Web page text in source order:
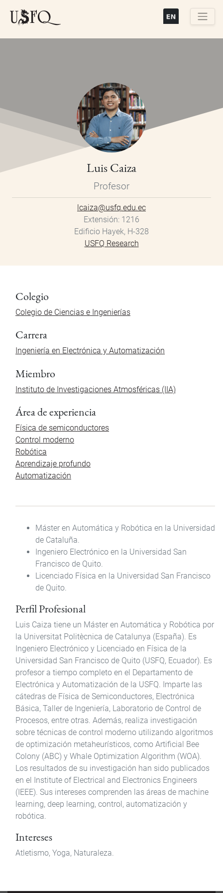
Luis Caiza
Profesor
lcaiza@usfq.edu.ec
Extensión 1216
Edificio Hayek, H-328
USFQ Research
Colegio
Colegio de Ciencias e Ingenierías
Carrera
Ingeniería en Electrónica y Automatización
Miembro
Instituto de Investigaciones Atmosféricas (IIA)
Área de experiencia
Física de semiconductores
Control moderno
Robótica
Aprendizaje profundo
Automatización
Máster en Automática y Robótica en la Universidad
de Cataluña.
Ingeniero Electrónico en la Universidad San
Francisco de Quito.
Licenciado Física en la Universidad San Francisco
de Quito.
Perfil Profesional
Luis Caiza tiene un Máster en Automática y Robótica por
la Universitat Politècnica de Catalunya (España). Es
Ingeniero Electrónico y Licenciado en Física de la
Universidad San Francisco de Quito (USFQ, Ecuador). Es
profesor a tiempo completo en el Departamento de
Electrónica y Automatización de la USFQ. Imparte las
cátedras de Física de Semiconductores, Electrónica
Básica, Taller de Ingeniería, Laboratorio de Control de
Procesos, entre otras. Además, realiza investigación
sobre técnicas de control moderno utilizando algoritmos
de optimización metaheurísticos, como Artificial Bee
Colony (ABC) y Whale Optimization Algorithm (WOA).
Los resultados de su investigación han sido publicados
en el Institute of Electrical and Electronics Engineers
(IEEE). Sus intereses comprenden las áreas de machine
learning, deep learning, control, automatización y
robótica.
Intereses
Atletismo, Yoga, Naturaleza.